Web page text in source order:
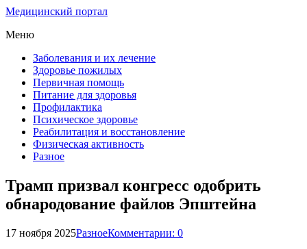
Медицинский портал
Меню
Заболевания и их лечение
Здоровье пожилых
Первичная помощь
Питание для здоровья
Профилактика
Психическое здоровье
Реабилитация и восстановление
Физическая активность
Разное
Трамп призвал конгресс одобрить
обнародование файлов Эпштейна
17 ноября 2025РазноеКомментарии: 0